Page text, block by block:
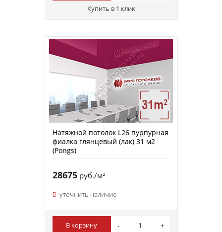
Купить в 1 клик
Натяжной потолок L26 пурпурная
фиалка глянцевый (лак) 31 м2
(Pongs)
28675руб./м²
уточнить наличие
В корзину